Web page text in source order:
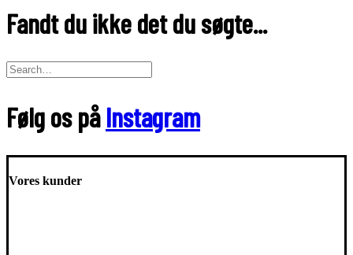
Fandt du ikke det du søgte...
Følg os påInstagram
Vores kunder